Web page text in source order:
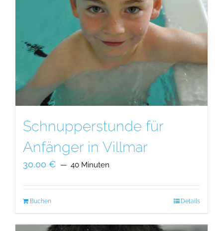
Schnupperstunde für
Anfänger in Villmar
30,00 € 40 Minuten
Buchen Details